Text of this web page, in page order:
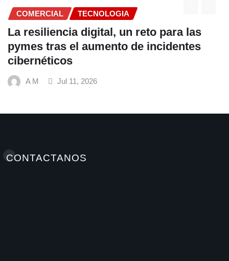
COMERCIAL TECNOLOGIA
La resiliencia digital, un reto para las
pymes tras el aumento de incidentes
cibernéticos
A M Jul 11, 2026
CONTACTANOS